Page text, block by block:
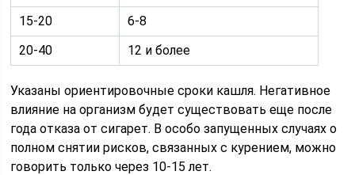
15-20
6-8
20-40
12 и более
Указаны ориентировочные сроки кашля. Негативное
влияние на организм будет существовать еще после
года отказа от сигарет. В особо запущенных случаях о
полном снятии рисков, связанных с курением, можно
говорить только через 10-15 лет.